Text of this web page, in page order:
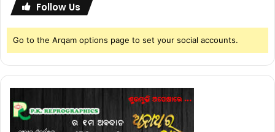
Follow Us
Go to the Arqam options page to set your social accounts.